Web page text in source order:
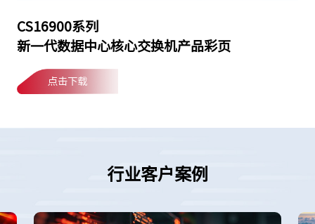
CS16900系列
新一代数据中心核心交换机产品彩页
点击下载
行业客户案例